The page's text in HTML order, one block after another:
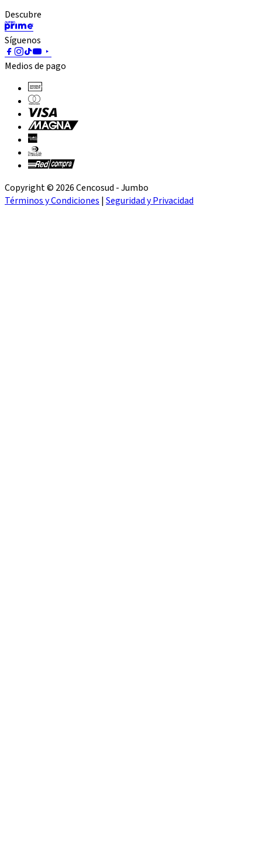
Descubre
Síguenos
Medios de pago
Copyright © 2026 Cencosud - Jumbo
Términos y Condiciones |Seguridad y Privacidad